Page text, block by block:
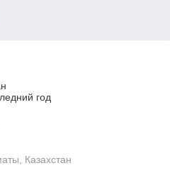
год
Казахстан